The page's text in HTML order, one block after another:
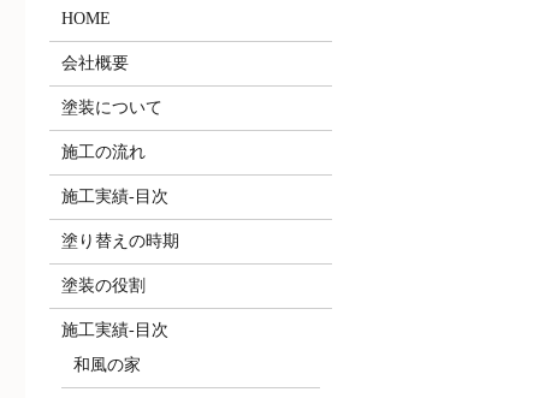
HOME
会社概要
塗装について
施工の流れ
施工実績-目次
塗り替えの時期
塗装の役割
施工実績-目次
和風の家